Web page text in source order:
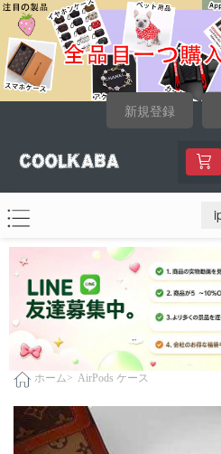
新規登録
ホーム> AirPods ケース